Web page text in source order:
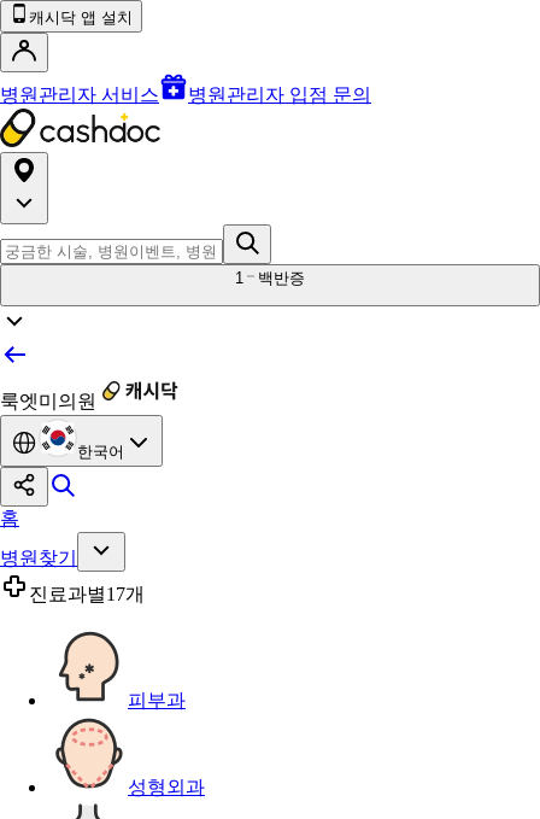
캐시닥 앱 설치
병원관리자 서비스 병원관리자 입점 문의
1 백반증
룩엣미의원
한국어
홈
병원찾기
진료과별17개
피부과
성형외과